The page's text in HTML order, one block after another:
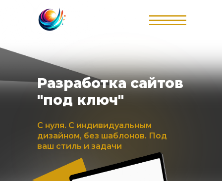
Разработка сайтов
"под ключ"
С нуля. С индивидуальным
дизайном, без шаблонов. Под
ваш стиль и задачи